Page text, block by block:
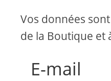
Vos données
de la Boutique et
E-mail